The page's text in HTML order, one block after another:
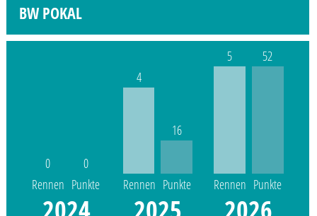
BW POKAL
0
Rennen
0
Punkte
4
Rennen
16
Punkte
5
Rennen
52
Punkte